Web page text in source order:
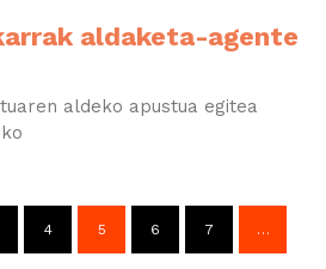
aldaketa-agente
aldeko apustua egitea
4 5 6 7 …